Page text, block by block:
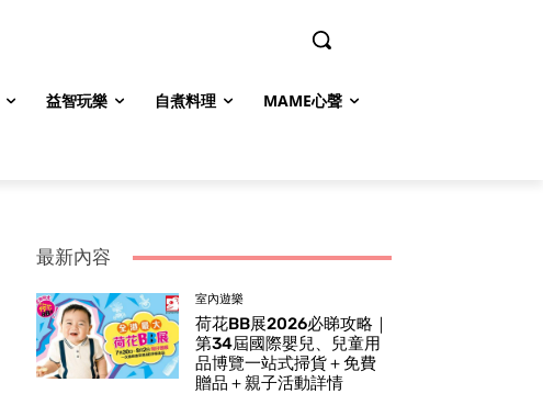
益智玩樂 自煮料理 MAME心聲
最新內容
室內遊樂
荷花BB展2026必睇攻略｜
第34屆國際嬰兒、兒童用
品博覽一站式掃貨＋免費
贈品＋親子活動詳情